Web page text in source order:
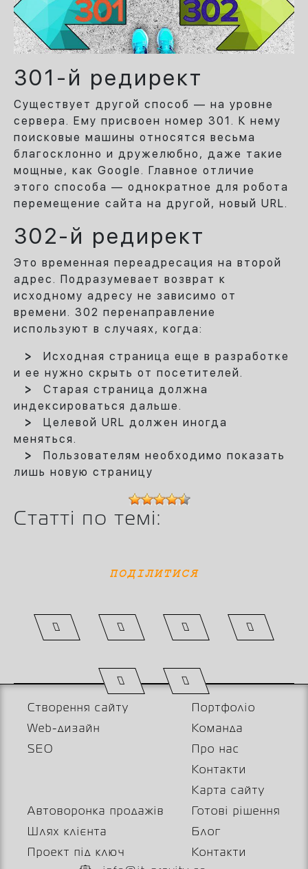
301-й редирект
Существует другой способ — на уровне
сервера. Ему присвоен номер 301. К нему
поисковые машины относятся весьма
благосклонно и дружелюбно, даже такие
мощные, как Google. Главное отличие
этого способа — однократное для робота
перемещение сайта на другой, новый URL.
302-й редирект
Это временная переадресация на второй
адрес. Подразумевает возврат к
исходному адресу не зависимо от
времени. 302 перенаправление
используют в случаях, когда:
Исходная страница еще в разработке
и ее нужно скрыть от посетителей.
Старая страница должна
индексироваться дальше.
Целевой URL должен иногда
меняться.
Пользователям необходимо показать
лишь новую страницу
Статті по темі:
ПОДІЛИТИСЯ
Створення сайту
Web-дизайн
SEO
Автоворонка продажів
Шлях клієнта
Проект під ключ
Портфоліо
Команда
Про нас
Контакти
Карта сайту
Готові рішення
Блог
Контакти